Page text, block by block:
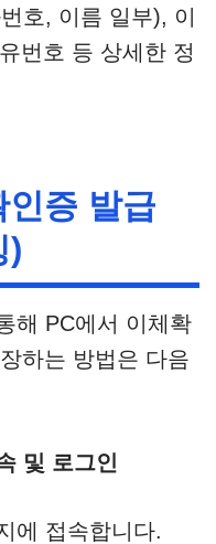
호, 이름 일부), 이
번호 등 상세한 정
증 발급
)
해 PC에서 이체확
하는 방법은 다음
및 로그인
에 접속합니다.